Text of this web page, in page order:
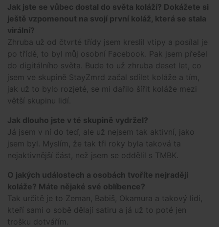
Jak jste se vůbec dostal do světa koláží? Dokážete si
ještě vzpomenout na svojí první koláž, která se stala
virální?
Zhruba už od čtvrté třídy jsem kreslil vtipy a posílal je
po třídě, to byl můj osobní Facebook. Pak jsem přešel
do digitálního světa. Bude to už zhruba deset let, co
jsem ve skupině StayZmrd začal sdílet koláže a tím,
jak už to bylo rozjeté, se mi dařilo šířit koláže mezi
větší skupinu lidí.
Jak dlouho jste v té skupině vydržel?
Já jsem v ní do teď, ale už nejsem tak aktivní, jako
jsem byl. Myslím, že tak tři roky byla taková ta
nejaktivnější část, než jsem se oddělil s TMBK.
O jakých událostech a osobách tvoříte nejraději
koláže? Máte nějaké své oblíbence?
Tak určitě je to Zeman, Babiš, Okamura a takový lidi,
kteří sami o sobě dělají satiru a já už to poté jen
trošku dotvářím.